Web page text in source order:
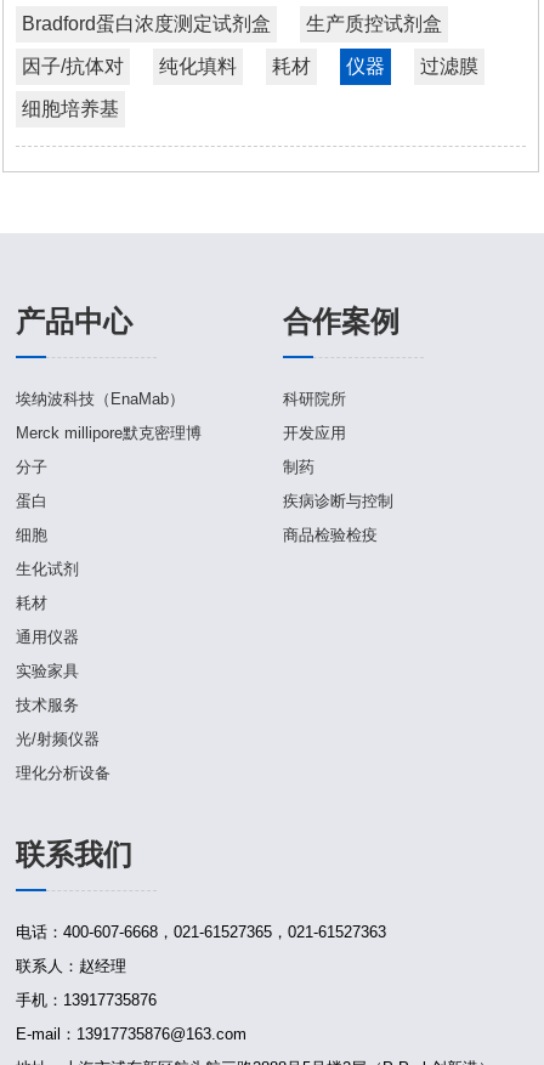
纯化填料
耗材
细胞培养基
离心
Bradford蛋白浓度测定试剂盒 生产质控试剂盒
因子/抗体对 纯化填料 耗材 仪器 过滤膜
细胞培养基
产品中心
埃纳波科技（EnaMab）
Merck millipore默克密理博
分子
蛋白
细胞
生化试剂
耗材
通用仪器
实验家具
技术服务
光/射频仪器
理化分析设备
合作案例
科研院所
开发应用
制药
疾病诊断与控制
商品检验检疫
联系我们
电话：400-607-6668，021-61527365，021-61527363
联系人：赵经理
手机：13917735876
E-mail：13917735876@163.com